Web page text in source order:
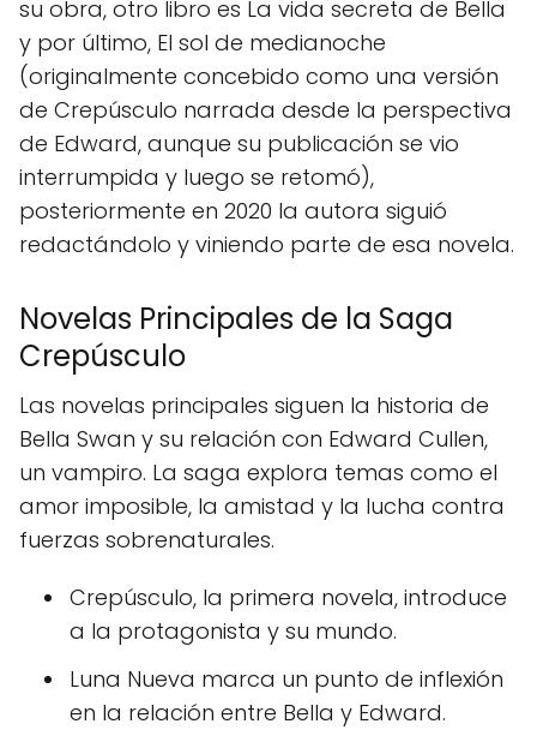
su obra, otro libro es La vida secreta de Bella
y por último, El sol de medianoche
(originalmente concebido como una versión
de Crepúsculo narrada desde la perspectiva
de Edward, aunque su publicación se vio
interrumpida y luego se retomó),
posteriormente en 2020 la autora siguió
redactándolo y viniendo parte de esa novela.
Novelas Principales de la Saga
Crepúsculo
Las novelas principales siguen la historia de
Bella Swan y su relación con Edward Cullen,
un vampiro. La saga explora temas como el
amor imposible, la amistad y la lucha contra
fuerzas sobrenaturales.
Crepúsculo, la primera novela, introduce
a la protagonista y su mundo.
Luna Nueva marca un punto de inflexión
en la relación entre Bella y Edward.